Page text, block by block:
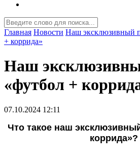
Главная Новости Наш эксклюзивный
+ коррида»
Наш
«футбол +
07.10.2024 12:11
Что такое наш
коррида»?